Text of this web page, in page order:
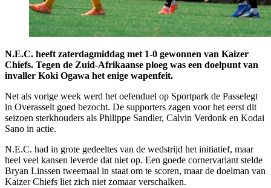
N.E.C. heeft zaterdagmiddag met 1-0 gewonnen van Kaizer
Chiefs. Tegen de Zuid-Afrikaanse ploeg was een doelpunt van
invaller Koki Ogawa het enige wapenfeit.
Net als vorige week werd het oefenduel op Sportpark de Passelegt
in Overasselt goed bezocht. De supporters zagen voor het eerst dit
seizoen sterkhouders als Philippe Sandler, Calvin Verdonk en Kodai
Sano in actie.
N.E.C. had in grote gedeeltes van de wedstrijd het initiatief, maar
heel veel kansen leverde dat niet op. Een goede cornervariant stelde
Bryan Linssen tweemaal in staat om te scoren, maar de doelman van
Kaizer Chiefs liet zich niet zomaar verschalken.